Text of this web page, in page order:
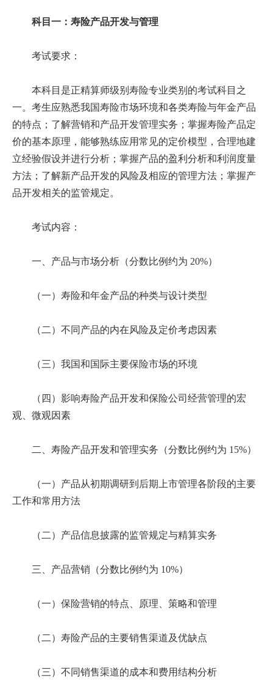
科目一：寿险产品开发与管理
考试要求：
本科目是正精算师级别寿险专业类别的考试科目之
一。考生应熟悉我国寿险市场环境和各类寿险与年金产品
的特点；了解营销和产品开发管理实务；掌握寿险产品定
价的基本原理，能够熟练应用常见的定价模型，合理地建
立经验假设并进行分析；掌握产品的盈利分析和利润度量
方法；了解新产品开发的风险及相应的管理方法；掌握产
品开发相关的监管规定。
考试内容：
一、产品与市场分析（分数比例约为 20%）
（一）寿险和年金产品的种类与设计类型
（二）不同产品的内在风险及定价考虑因素
（三）我国和国际主要保险市场的环境
（四）影响寿险产品开发和保险公司经营管理的宏
观、微观因素
二、寿险产品开发和管理实务（分数比例约为 15%）
（一）产品从初期调研到后期上市管理各阶段的主要
工作和常用方法
（二）产品信息披露的监管规定与精算实务
三、产品营销（分数比例约为 10%）
（一）保险营销的特点、原理、策略和管理
（二）寿险产品的主要销售渠道及优缺点
（三）不同销售渠道的成本和费用结构分析